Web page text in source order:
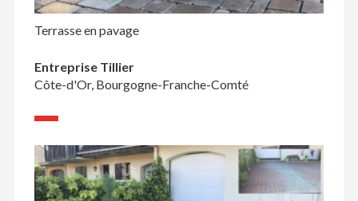
Terrasse en pavage
Entreprise Tillier
Côte-d'Or, Bourgogne-Franche-Comté